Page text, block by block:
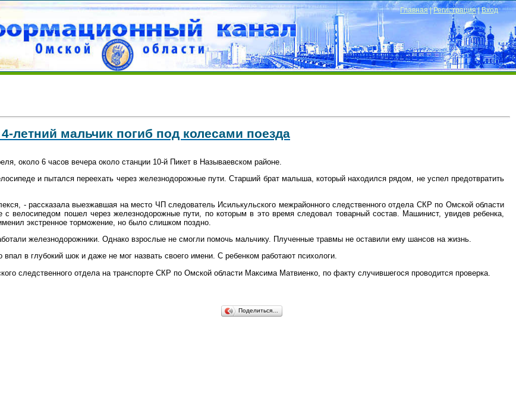
Главная|Регистрация|Вход
летний мальчик погиб под колесами поезда
около 6 часов вечера около станции 10-й Пикет в Называевском районе.
и пытался переехать через железнодорожные пути. Старший брат малыша, который находился рядом, не успел предотвратить
- рассказала выезжавшая на место ЧП следователь Исилькульского межрайонного следственного отдела СКР по Омской области
велосипедом пошел через железнодорожные пути, по которым в это время следовал товарный состав. Машинист, увидев ребенка,
экстренное торможение, но было слишком поздно.
железнодорожники. Однако взрослые не смогли помочь мальчику. Плученные травмы не оставили ему шансов на жизнь.
впал в глубокий шок и даже не мог назвать своего имени. С ребенком работают психологи.
следственного отдела на транспорте СКР по Омской области Максима Матвиенко, по факту случившегося проводится проверка.
Поделиться…